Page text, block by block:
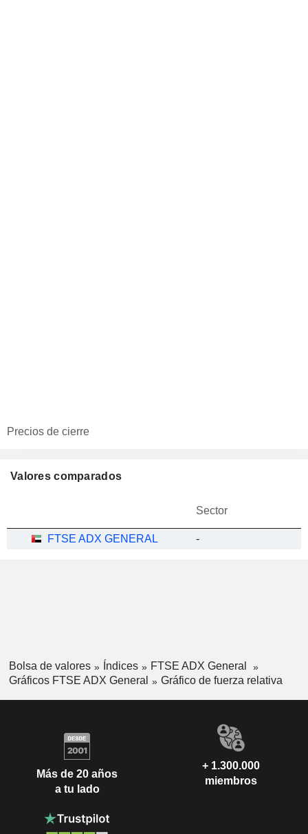
Precios de cierre
Valores comparados
Sector
FTSE ADX GENERAL -
Bolsa de valores Índices
FTSE ADX General
Gráficos FTSE ADX General
Gráfico de fuerza relativa
Más de 20 años
a tu lado
+ 1.300.000
miembros